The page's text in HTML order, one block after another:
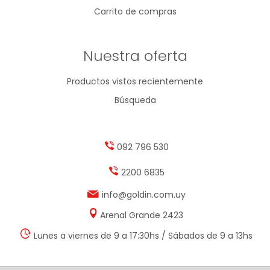
Carrito de compras
Nuestra oferta
Productos vistos recientemente
Búsqueda
092 796 530
2200 6835
info@goldin.com.uy
Arenal Grande 2423
Lunes a viernes de 9 a 17:30hs / Sábados de 9 a 13hs